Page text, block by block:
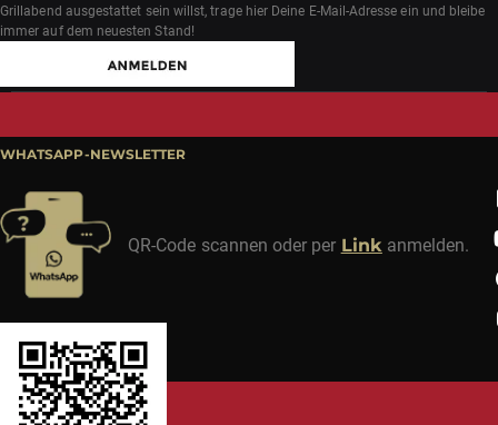
Grillabend ausgestattet sein willst, trage hier Deine E-Mail-Adresse ein und bleibe
immer auf dem neuesten Stand!
WHATSAPP-NEWSLETTER
QR-Code scannen oder per Linkanmelden.